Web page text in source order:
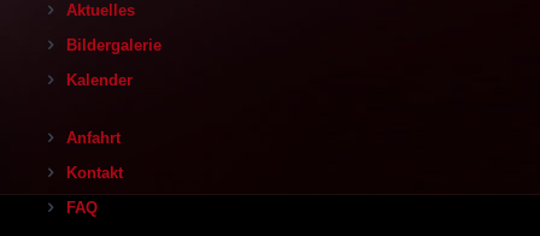
Aktuelles
Bildergalerie
Kalender
Anfahrt
Kontakt
FAQ